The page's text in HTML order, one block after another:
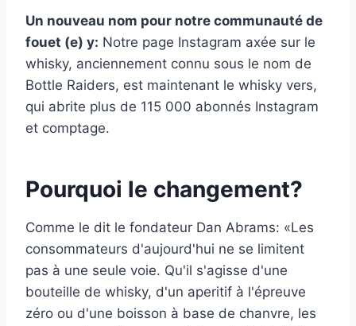
Un nouveau nom pour notre communauté de
fouet (e) y: Notre page Instagram axée sur le
whisky, anciennement connu sous le nom de
Bottle Raiders, est maintenant le whisky vers,
qui abrite plus de 115 000 abonnés Instagram
et comptage.
Pourquoi le changement?
Comme le dit le fondateur Dan Abrams: «Les
consommateurs d'aujourd'hui ne se limitent
pas à une seule voie. Qu'il s'agisse d'une
bouteille de whisky, d'un aperitif à l'épreuve
zéro ou d'une boisson à base de chanvre, les